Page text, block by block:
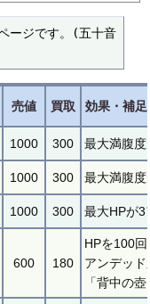
ージです。(五十音
売値 買取 効果・補足
1000 300 最大満腹度
1000 300 最大満腹度
1000 300 最大HPが3
600 180
HPを100
アンデッ
「背中の